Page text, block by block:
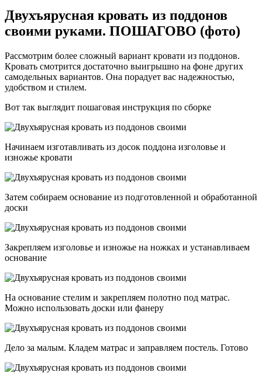
Двухъярусная кровать из поддонов
своими руками. ПОШАГОВО (фото)
Рассмотрим более сложный вариант кровати из поддонов.
Кровать смотрится достаточно выигрышно на фоне других
самодельных вариантов. Она порадует вас надежностью,
удобством и стилем.
Вот так выглядит пошаговая инструкция по сборке
Начинаем изготавливать из досок поддона изголовье и
изножье кровати
Затем собираем основание из подготовленной и обработанной
доски
Закрепляем изголовье и изножье на ножках и устанавливаем
основание
На основание стелим и закрепляем полотно под матрас.
Можно использовать доски или фанеру
Дело за малым. Кладем матрас и заправляем постель. Готово